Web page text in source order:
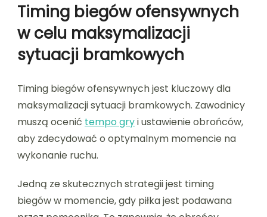
Timing biegów ofensywnych
w celu maksymalizacji
sytuacji bramkowych
Timing biegów ofensywnych jest kluczowy dla
maksymalizacji sytuacji bramkowych. Zawodnicy
muszą ocenić tempo gryi ustawienie obrońców,
aby zdecydować o optymalnym momencie na
wykonanie ruchu.
Jedną ze skutecznych strategii jest timing
biegów w momencie, gdy piłka jest podawana